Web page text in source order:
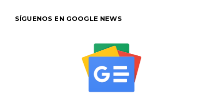
SÍGUENOS EN GOOGLE NEWS